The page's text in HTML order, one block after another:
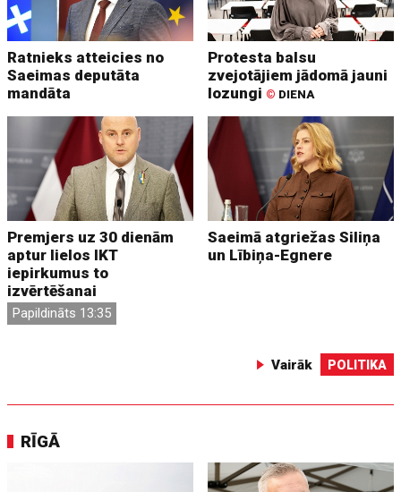
Ratnieks atteicies no
Saeimas deputāta
mandāta
Protesta balsu
zvejotājiem jādomā jauni
lozungi © DIENA
Premjers uz 30 dienām
aptur lielos IKT
iepirkumus to
izvērtēšanai
Papildināts 13:35
Saeimā atgriežas Siliņa
un Lībiņa-Egnere
Vairāk POLITIKA
RĪGĀ